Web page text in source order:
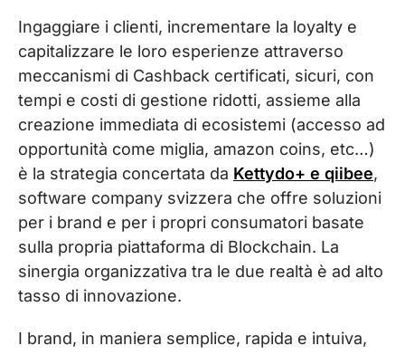
Ingaggiare i clienti, incrementare la loyalty e
capitalizzare le loro esperienze attraverso
meccanismi di Cashback certificati, sicuri, con
tempi e costi di gestione ridotti, assieme alla
creazione immediata di ecosistemi (accesso ad
opportunità come miglia, amazon coins, etc…)
è la strategia concertata da Kettydo+ e qiibee,
software company svizzera che offre soluzioni
per i brand e per i propri consumatori basate
sulla propria piattaforma di Blockchain. La
sinergia organizzativa tra le due realtà è ad alto
tasso di innovazione.
I brand, in maniera semplice, rapida e intuiva,